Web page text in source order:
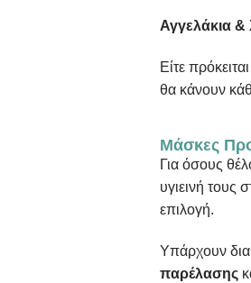
Αγγελάκια &
Είτε
θα κάνουν
Μάσκες
Για όσους
υγιεινή τους
επιλογή.
Υπάρχουν
παρέλασης